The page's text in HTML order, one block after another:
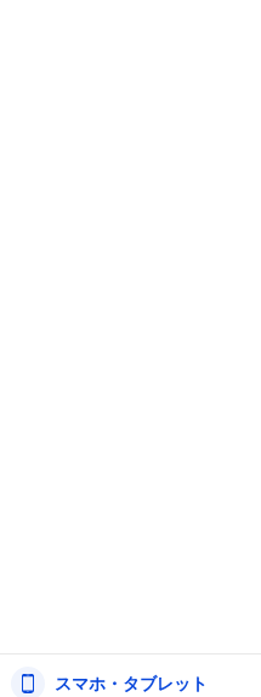
スマホ・タブレット